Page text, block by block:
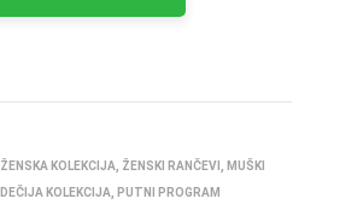
ŽENSKA KOLEKCIJA ŽENSKI RANČEVI
MUŠKI
DEČIJA KOLEKCIJA
PUTNI PROGRAM